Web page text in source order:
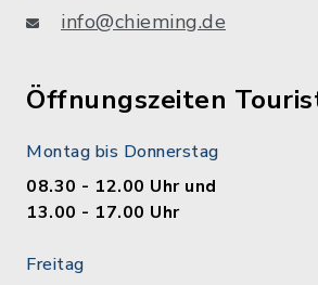
info@chieming.de
Öffnungszeiten
Montag bis Donnerstag
08.30 - 12.00 Uhr und
13.00 - 17.00 Uhr
Freitag